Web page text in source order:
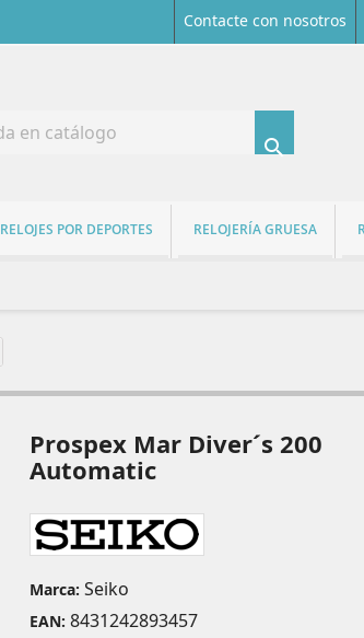
Contacte con nosotros

RELOJES POR DEPORTES RELOJERÍA GRUESA
Prospex Mar Diver´s 200
Automatic
Marca: Seiko
EAN: 8431242893457